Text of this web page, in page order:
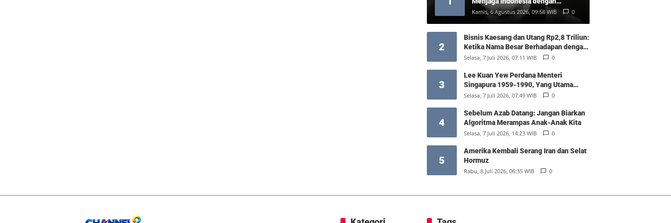
Kelembutan (Tulisan Pertama)
Kamis, 6 Agustus 2026, 09:58 WIB 0
2
Bisnis Kaesang dan Utang Rp2,8 Triliun:
Ketika Nama Besar Berhadapan dengan
Hukum Pasar
Selasa, 7 Juli 2026, 07:11 WIB 0
3
Lee Kuan Yew Perdana Menteri
Singapura 1959-1990, Yang Utama
Diantara Yang Sederajat
Selasa, 7 Juli 2026, 07:49 WIB 0
4
Sebelum Azab Datang: Jangan Biarkan
Algoritma Merampas Anak-Anak Kita
Selasa, 7 Juli 2026, 14:23 WIB 0
5
Amerika Kembali Serang Iran dan Selat
Hormuz
Rabu, 8 Juli 2026, 06:35 WIB 0